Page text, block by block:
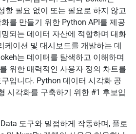
할 필요 없이 또는 필요로 하지 않고
를 만들기 위한 Python API를 제공
되는 데이터 자산에 적합하며 대화
케이션 및 대시보드를 개발하는 데
는 데이터를 탐색하고 이해하며
위한 매력적인 사용자 정의 차트를
입니다. Python 데이터 시각화 공
시각화를 구축하기 위한 #1 후보입
도구와 밀접하게 작동하며, 플로